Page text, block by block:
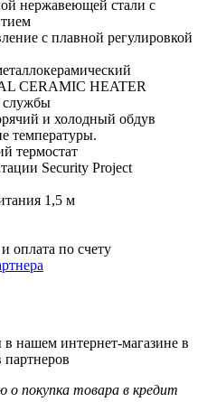
нержавеющей стали с
с плавной регулировкой
CERAMIC HEATER
службы
и холодный обдув
температуры.
термостат
Security Project
1,5 м
оплата по счету
нашем интернет-магазине в
партнеров
о покупка товара в кредит